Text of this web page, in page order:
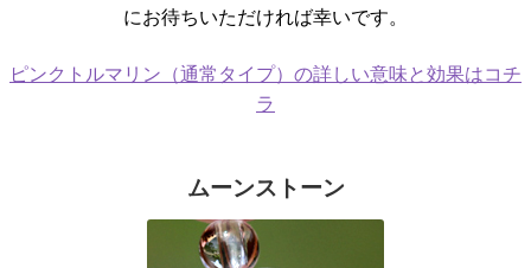
にお待ちいただければ幸いです。
ピンクトルマリン（通常タイプ）の詳しい意味と効果はコチ
ラ
ムーンストーン